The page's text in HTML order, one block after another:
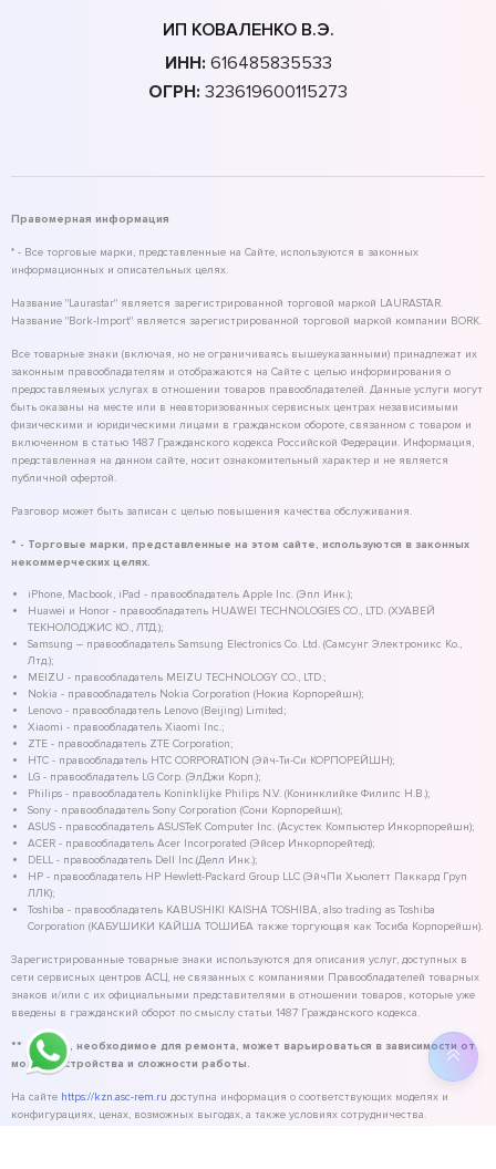
ИП КОВАЛЕНКО В.Э.
ИНН: 616485835533
ОГРН: 323619600115273
Правомерная информация
* - Все торговые марки, представленные на Сайте, используются в законных
информационных и описательных целях.
Название "Laurastar" является зарегистрированной торговой маркой LAURASTAR.
Название "Bork-Import" является зарегистрированной торговой маркой компании BORK.
Все товарные знаки (включая, но не ограничиваясь вышеуказанными) принадлежат их
законным правообладателям и отображаются на Сайте с целью информирования о
предоставляемых услугах в отношении товаров правообладателей. Данные услуги могут
быть оказаны на месте или в неавторизованных сервисных центрах независимыми
физическими и юридическими лицами в гражданском обороте, связанном с товаром и
включенном в статью 1487 Гражданского кодекса Российской Федерации. Информация,
представленная на данном сайте, носит ознакомительный характер и не является
публичной офертой.
Разговор может быть записан с целью повышения качества обслуживания.
* - Торговые марки, представленные на этом сайте, используются в законных
некоммерческих целях.
iPhone, Macbook, iPad - правообладатель Apple Inc. (Эпл Инк.);
Huawei и Honor - правообладатель HUAWEI TECHNOLOGIES CO., LTD. (ХУАВЕЙ
ТЕКНОЛОДЖИС КО., ЛТД.);
Samsung – правообладатель Samsung Electronics Co. Ltd. (Самсунг Электроникс Ко.,
Лтд.);
MEIZU - правообладатель MEIZU TECHNOLOGY CO., LTD.;
Nokia - правообладатель Nokia Corporation (Нокиа Корпорейшн);
Lenovo - правообладатель Lenovo (Beijing) Limited;
Xiaomi - правообладатель Xiaomi Inc.;
ZTE - правообладатель ZTE Corporation;
HTC - правообладатель HTC CORPORATION (Эйч-Ти-Си КОРПОРЕЙШН);
LG - правообладатель LG Corp. (ЭлДжи Корп.);
Philips - правообладатель Koninklijke Philips N.V. (Конинклийке Филипс Н.В.);
Sony - правообладатель Sony Corporation (Сони Корпорейшн);
ASUS - правообладатель ASUSTeK Computer Inc. (Асустек Компьютер Инкорпорейшн);
ACER - правообладатель Acer Incorporated (Эйсер Инкорпорейтед);
DELL - правообладатель Dell Inc.(Делл Инк.);
HP - правообладатель HP Hewlett-Packard Group LLC (ЭйчПи Хьюлетт Паккард Груп
ЛЛК);
Toshiba - правообладатель KABUSHIKI KAISHA TOSHIBA, also trading as Toshiba
Corporation (КАБУШИКИ КАЙША ТОШИБА также торгующая как Тосиба Корпорейшн).
Зарегистрированные товарные знаки используются для описания услуг, доступных в
сети сервисных центров АСЦ, не связанных с компаниями Правообладателей товарных
знаков и/или с их официальными представителями в отношении товаров, которые уже
введены в гражданский оборот по смыслу статьи 1487 Гражданского кодекса.
** - время, необходимое для ремонта, может варьироваться в зависимости от
модели устройства и сложности работы.
На сайте https://kzn.asc-rem.ru доступна информация о соответствующих моделях и
конфигурациях, ценах, возможных выгодах, а также условиях сотрудничества.